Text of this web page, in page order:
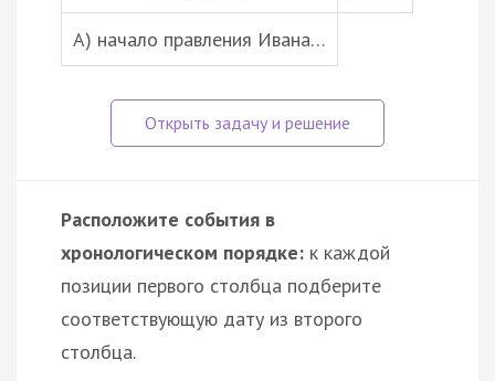
А) начало правления Ивана…
Расположите события в
хронологическом порядке: к каждой
позиции первого столбца подберите
соответствующую дату из второго
столбца.